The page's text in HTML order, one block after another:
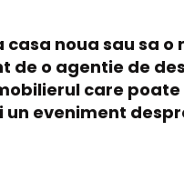
noua sau sa
de o agentie de
care
un eveniment